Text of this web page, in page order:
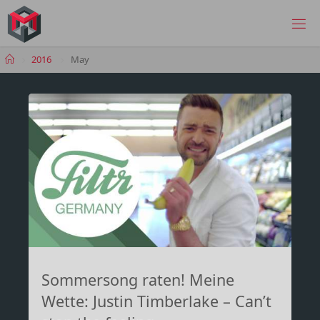
Skip
content
Home2016 May
Sommersong raten! Meine
Wette: Justin Timberlake – Can’t